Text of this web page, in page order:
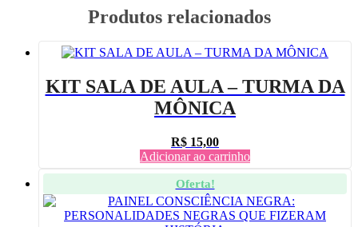
Produtos relacionados
KIT SALA DE AULA – TURMA DA
MÔNICA
R$ 15,00
Adicionar ao carrinho
Oferta!